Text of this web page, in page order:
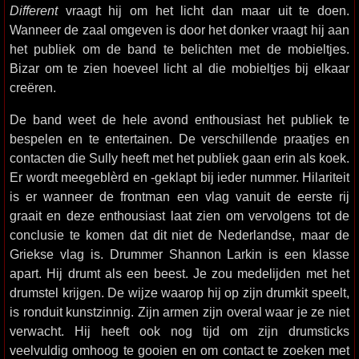
Differentvraagt hij om het licht dan maar uit te doen.
Wanneer de zaal omgeven is door het donker vraagt hij aan
het publiek om de band te belichten met de mobieltjes.
Bizar om te zien hoeveel licht al die mobieltjes bij elkaar
creëren.
De band weet de hele avond enthousiast het publiek te
bespelen en te entertainen. De verschillende praatjes en
contacten die Sully heeft met het publiek gaan erin als koek.
Er wordt meegeblèrd en -geklapt bij ieder nummer. Hilariteit
is er wanneer de frontman een vlag vanuit de eerste rij
graait en deze enthousiast laat zien om vervolgens tot de
conclusie te komen dat dit niet de Nederlandse, maar de
Griekse vlag is. Drummer Shannon Larkin is een klasse
apart. Hij drumt als een beest. Je zou medelijden met het
drumstel krijgen. De wijze waarop hij op zijn drumkit speelt,
is ronduit kunstzinnig. Zijn armen zijn overal waar je ze niet
verwacht. Hij heeft ook nog tijd om zijn drumsticks
veelvuldig omhoog te gooien en om contact te zoeken met